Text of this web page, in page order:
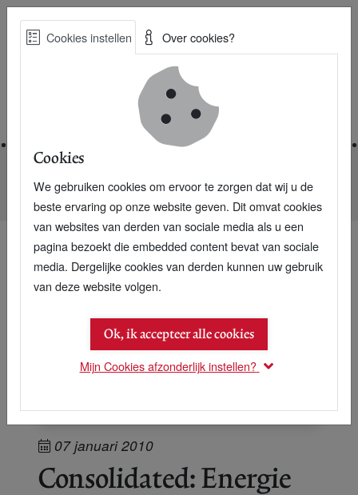
Skip
Best Practices voor een duurzame toekomst
Nieuwsarchief Consolidated: Energie via het dak
07 januari 2010
Consolidated: Energie
Cookies instellen Over cookies?
Cookies
We gebruiken cookies om ervoor te zorgen dat wij u de
beste ervaring op onze website geven. Dit omvat cookies
van websites van derden van sociale media als u een
pagina bezoekt die embedded content bevat van sociale
media. Dergelijke cookies van derden kunnen uw gebruik
van deze website volgen.
Ok, ik accepteer alle cookies
Mijn Cookies afzonderlijk instellen?